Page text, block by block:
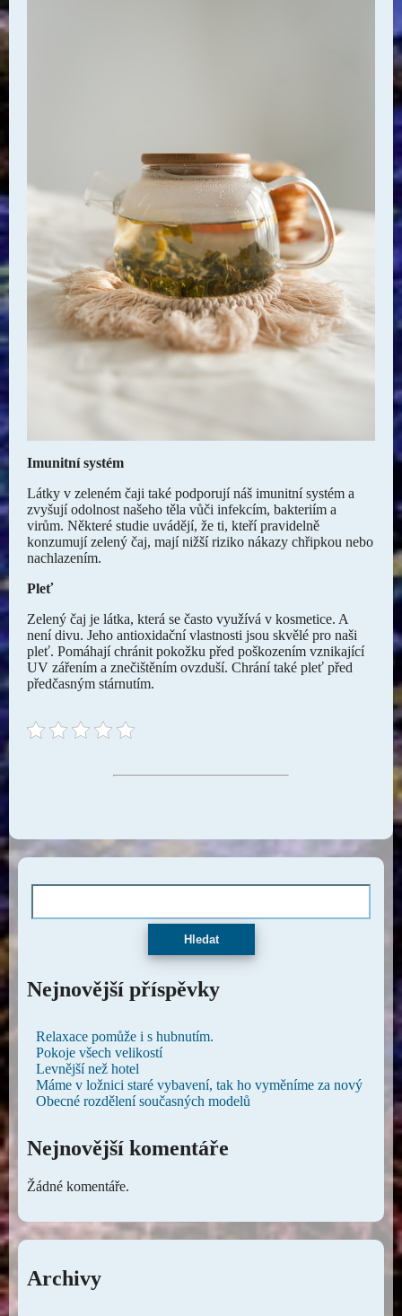
Imunitní systém
Látky v zeleném čaji také podporují náš imunitní systém a
zvyšují odolnost našeho těla vůči infekcím, bakteriím a
virům. Některé studie uvádějí, že ti, kteří pravidelně
konzumují zelený čaj, mají nižší riziko nákazy chřipkou nebo
nachlazením.
Pleť
Zelený čaj je látka, která se často využívá v kosmetice. A
není divu. Jeho antioxidační vlastnosti jsou skvělé pro naši
pleť. Pomáhají chránit pokožku před poškozením vznikající
UV zářením a znečištěním ovzduší. Chrání také pleť před
předčasným stárnutím.
Hledat
Nejnovější příspěvky
Relaxace pomůže i s hubnutím.
Pokoje všech velikostí
Levnější než hotel
Máme v ložnici staré vybavení, tak ho vyměníme za nový
Obecné rozdělení současných modelů
Nejnovější komentáře
Žádné komentáře.
Archivy